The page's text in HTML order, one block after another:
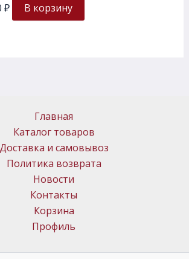
₽ В корзину
Главная
Каталог товаров
Доставка и самовывоз
Политика возврата
Новости
Контакты
Корзина
Профиль